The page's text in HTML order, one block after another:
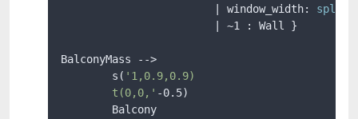
			| window_width:
split
BalconyMass -->
	s(
'1,0.9,0.9)
	t(0,0,'
-0.5)